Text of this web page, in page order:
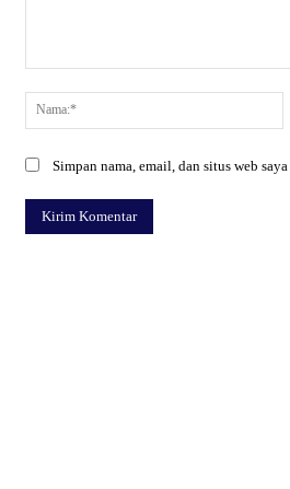
Simpan nama, email, dan situs web